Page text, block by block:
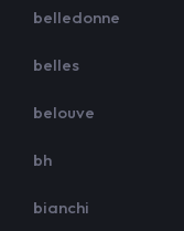
belledonne
belles
belouve
bh
bianchi